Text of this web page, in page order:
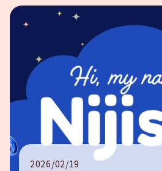
2026/02/19